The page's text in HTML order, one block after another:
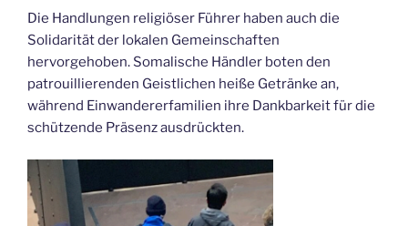
Die Handlungen religiöser Führer haben auch die
Solidarität der lokalen Gemeinschaften
hervorgehoben. Somalische Händler boten den
patrouillierenden Geistlichen heiße Getränke an,
während Einwandererfamilien ihre Dankbarkeit für die
schützende Präsenz ausdrückten.